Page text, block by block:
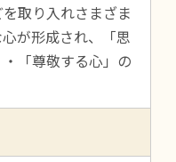
取り入れさまざま
が形成され、「思
「尊敬する心」の